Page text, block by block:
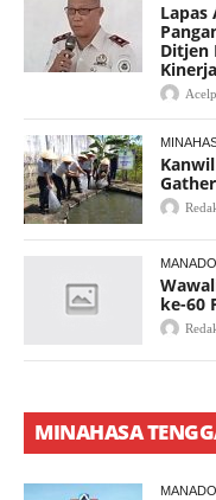
Lapas
Ditjen
MANADO
ke-60
MINAHASA
MANADO